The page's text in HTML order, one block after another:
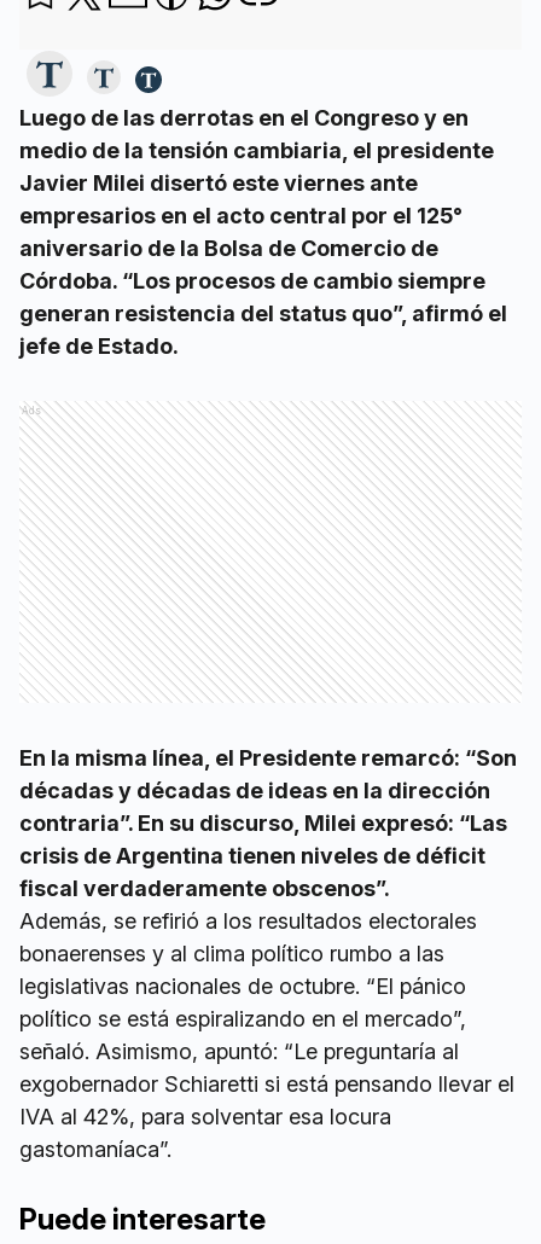
Luego de las derrotas en el Congreso y en
medio de la tensión cambiaria, el presidente
Javier Milei disertó este viernes ante
empresarios en el acto central por el 125°
aniversario de la Bolsa de Comercio de
Córdoba. “Los procesos de cambio siempre
generan resistencia del status quo”, afirmó el
jefe de Estado.
Ads
En la misma línea, el Presidente remarcó: “Son
décadas y décadas de ideas en la dirección
contraria”. En su discurso, Milei expresó: “Las
crisis de Argentina tienen niveles de déficit
fiscal verdaderamente obscenos”.
Además, se refirió a los resultados electorales
bonaerenses y al clima político rumbo a las
legislativas nacionales de octubre. “El pánico
político se está espiralizando en el mercado”,
señaló. Asimismo, apuntó: “Le preguntaría al
exgobernador Schiaretti si está pensando llevar el
IVA al 42%, para solventar esa locura
gastomaníaca”.
Puede interesarte